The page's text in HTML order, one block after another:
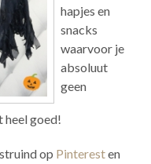
hapjes en
snacks
waarvoor je
absoluut
geen
heel goed!
op Pinteresten